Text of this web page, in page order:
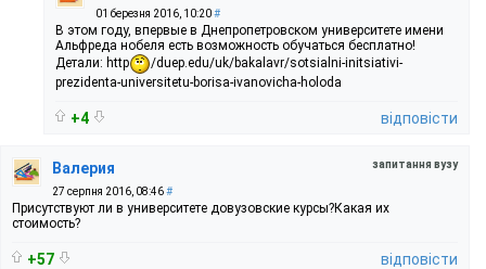
01 березня 2016, 10:20#
В этом году, впервые в Днепропетровском университете имени
Альфреда нобеля есть возможность обучаться бесплатно!
Детали: http
/duep.edu/uk/bakalavr/sotsialni-initsiativi-
prezidenta-universitetu-borisa-ivanovicha-holoda
+4 відповісти
запитання вузу
Валерия
27 серпня 2016, 08:46#
Присутствуют ли в университете довузовские курсы?Какая их
стоимость?
+57 відповісти